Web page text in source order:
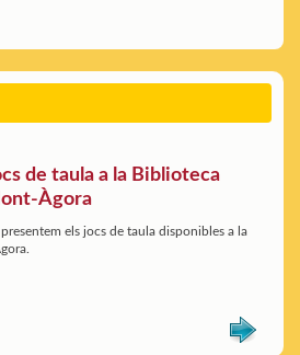
de taula a la Biblioteca
Àgora
presentem els jocs de taula disponibles a la